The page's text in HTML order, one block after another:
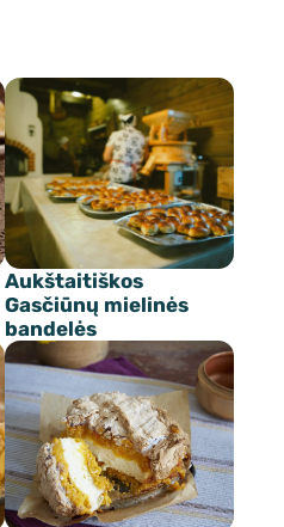
Aukštaitiškos
Gasčiūnų mielinės
bandelės